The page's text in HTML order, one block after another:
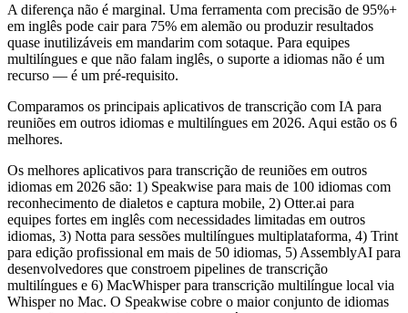
A diferença não é marginal. Uma ferramenta com precisão de 95%+
em inglês pode cair para 75% em alemão ou produzir resultados
quase inutilizáveis em mandarim com sotaque. Para equipes
multilíngues e que não falam inglês, o suporte a idiomas não é um
recurso — é um pré-requisito.
Comparamos os principais aplicativos de transcrição com IA para
reuniões em outros idiomas e multilíngues em 2026. Aqui estão os 6
melhores.
Os melhores aplicativos para transcrição de reuniões em outros
idiomas em 2026 são: 1) Speakwise para mais de 100 idiomas com
reconhecimento de dialetos e captura mobile, 2) Otter.ai para
equipes fortes em inglês com necessidades limitadas em outros
idiomas, 3) Notta para sessões multilíngues multiplataforma, 4) Trint
para edição profissional em mais de 50 idiomas, 5) AssemblyAI para
desenvolvedores que constroem pipelines de transcrição
multilíngues e 6) MacWhisper para transcrição multilíngue local via
Whisper no Mac. O Speakwise cobre o maior conjunto de idiomas